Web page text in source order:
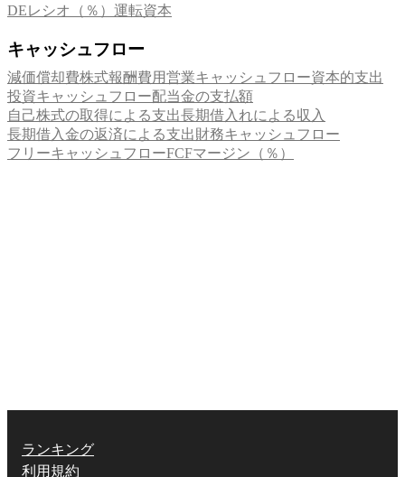
DEレシオ（％） 運転資本
キャッシュフロー
減価償却費株式報酬費用営業キャッシュフロー資本的支出
投資キャッシュフロー配当金の支払額
自己株式の取得による支出長期借入れによる収入
長期借入金の返済による支出財務キャッシュフロー
フリーキャッシュフローFCFマージン（％）
ランキング
利用規約